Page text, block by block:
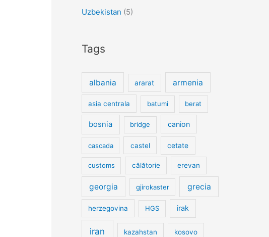
Uzbekistan (5)
Tags
albania ararat armenia
asia centrala batumi berat
bosnia bridge canion
cascada castel cetate
customs călătorie erevan
georgia gjirokaster grecia
herzegovina HGS irak
iran kazahstan kosovo